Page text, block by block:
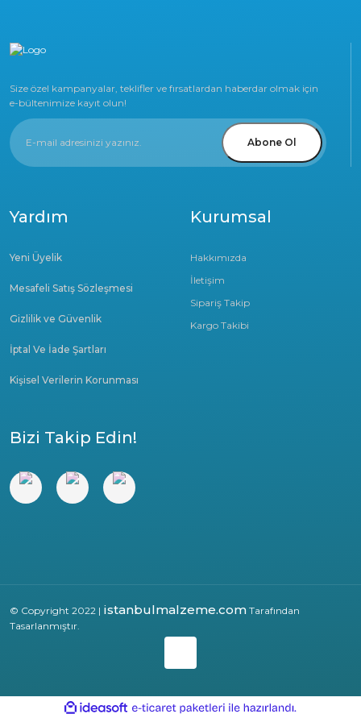
Size özel kampanyalar, teklifler ve fırsatlardan haberdar olmak için
e-bültenimize kayıt olun!
Abone Ol
Kurumsal
Hakkımızda
İletişim
Sipariş Takip
Kargo Takibi
Yardım
Yeni Üyelik
Mesafeli Satış Sözleşmesi
Gizlilik ve Güvenlik
İptal Ve İade Şartları
Kişisel Verilerin Korunması
Bizi Takip Edin!
© Copyright 2022 | istanbulmalzeme.com Tarafından
Tasarlanmıştır.
ideasoft
e-